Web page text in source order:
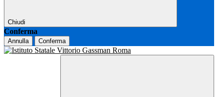
Chiudi
Conferma
Annulla Conferma